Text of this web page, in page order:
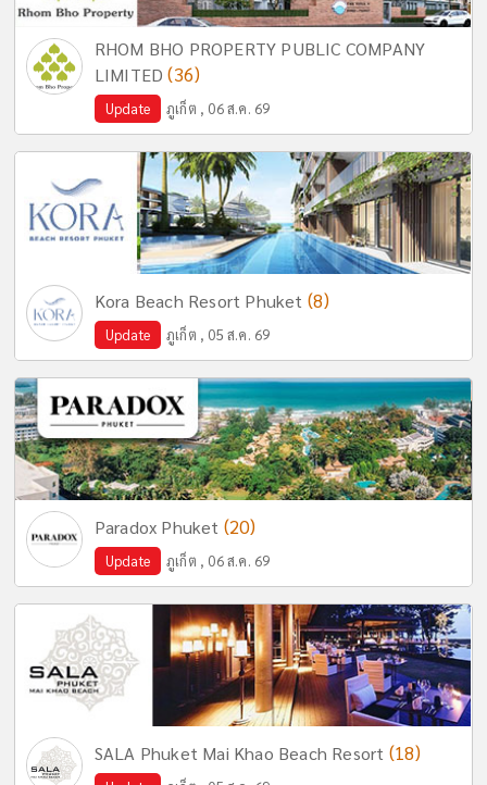
RHOM BHO PROPERTY PUBLIC COMPANY
LIMITED(36)
Update ภูเก็ต , 06 ส.ค. 69
Kora Beach Resort Phuket (8)
Update ภูเก็ต , 05 ส.ค. 69
Paradox Phuket (20)
Update ภูเก็ต , 06 ส.ค. 69
SALA Phuket Mai Khao Beach Resort (18)